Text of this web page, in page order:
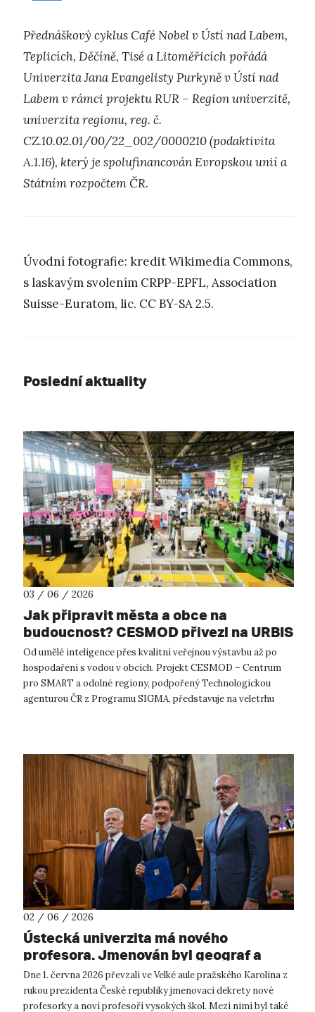
Přednáškový cyklus Café Nobel v Ústí nad Labem,
Teplicích, Děčíně, Tisé a Litoměřicích pořádá
Univerzita Jana Evangelisty Purkyně v Ústí nad
Labem v rámci projektu RUR – Region univerzitě,
univerzita regionu, reg. č.
CZ.10.02.01/00/22_002/0000210 (podaktivita
A.1.16), který je spolufinancován Evropskou unií a
Státním rozpočtem ČR.
Úvodní fotografie: kredit Wikimedia Commons,
s laskavým svolením CRPP-EPFL, Association
Suisse-Euratom, lic. CC BY-SA 2.5.
Poslední aktuality
03 / 06 / 2026
Jak připravit města a obce na
budoucnost? CESMOD přivezl na URBIS
2026 odborníky, nové publikace i
praktické workshopy
Od umělé inteligence přes kvalitní veřejnou výstavbu až po
hospodaření s vodou v obcích. Projekt CESMOD – Centrum
pro SMART a odolné regiony, podpořený Technologickou
agenturou ČR z Programu SIGMA, představuje na veletrhu
02 / 06 / 2026
Ústecká univerzita má nového
profesora. Jmenován byl geograf a
krajinný ekolog Pavel Raška.
Dne 1. června 2026 převzali ve Velké aule pražského Karolina z
rukou prezidenta České republiky jmenovací dekrety nové
profesorky a noví profesoři vysokých škol. Mezi nimi byl také